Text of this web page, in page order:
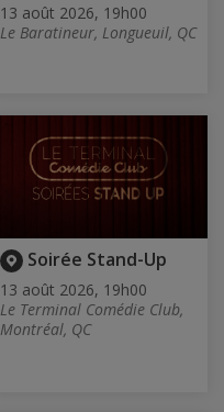
13 août 2026, 19h00
Le Baratineur, Longueuil, QC
Soirée Stand-Up
13 août 2026, 19h00
Le Terminal Comédie Club,
Montréal, QC